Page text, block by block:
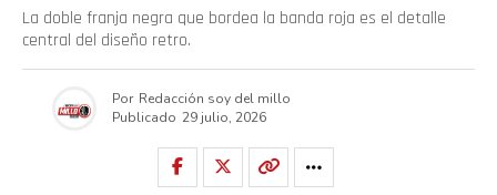
La doble franja negra que bordea la banda roja es el detalle
central del diseño retro.
Por Redacción soy del millo
Publicado 29 julio, 2026